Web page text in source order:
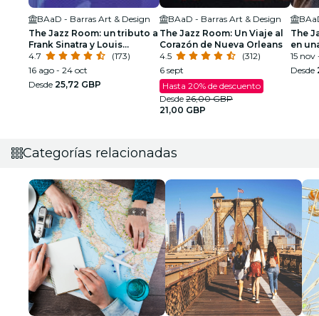
BAaD - Barras Art & Design
The Jazz Room: un tributo a
Frank Sinatra y Louis
Armstrong
4.7
(173)
16 ago - 24 oct
Desde 25,72 GBP
BAaD - Barras Art & Design
The Jazz Room: Un Viaje al
Corazón de Nueva Orleans
4.5
(312)
6 sept
Hasta 20% de descuento
Desde 26,00 GBP
21,00 GBP
The
en
15 nov
Desde
Categorías relacionadas